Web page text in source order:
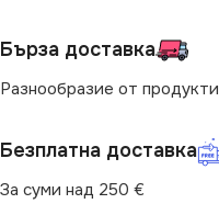
ФОРМА НА ЛАМПАТА
СВЕТЛИНЕН ПОТОК
(LM)
Бърза доставка
Разнообразие от продукти
Безплатна доставка
За суми над 250 €